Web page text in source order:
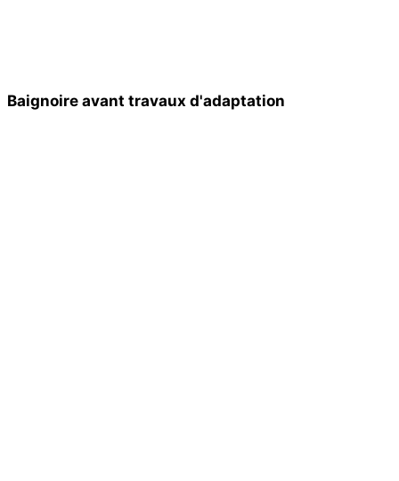
Baignoire avant travaux d'adaptation